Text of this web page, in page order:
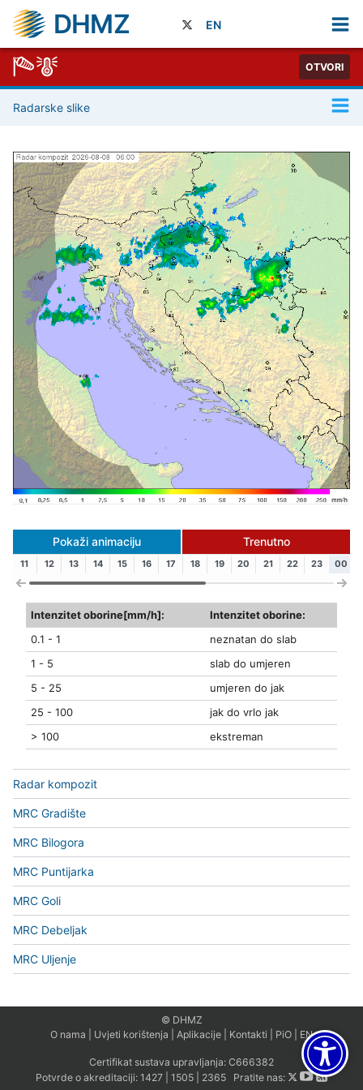
DHMZ EN
OTVORI
Radarske slike
Pokaži animaciju Trenutno
11 12 13 14 15 16 17 18 19 20 21 22 23 00
Intenzitet oborine[mm/h]:
Intenzitet oborine:
0.1 - 1
neznatan do slab
1 - 5
slab do umjeren
5 - 25
umjeren do jak
25 - 100
jak do vrlo jak
> 100
ekstreman
Radar kompozit
MRC Gradište
MRC Bilogora
MRC Puntijarka
MRC Goli
MRC Debeljak
MRC Uljenje
© DHMZ
O nama
Uvjeti korištenja Aplikacije Kontakti PiO EN
Certifikat sustava upravljanja: C666382
Potvrde o akreditaciji: 1427| 1505| 2365Pratite nas: